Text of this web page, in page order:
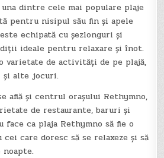
dintre cele mai populare plaje
pentru nisipul său fin și apele
echipată cu șezlonguri și
ideale pentru relaxare și înot.
varietate de activități de pe plajă,
și alte jocuri.
află și centrul orașului Rethymno,
de restaurante, baruri și
face ca plaja Rethymno să fie o
care doresc să se relaxeze și să
noapte.